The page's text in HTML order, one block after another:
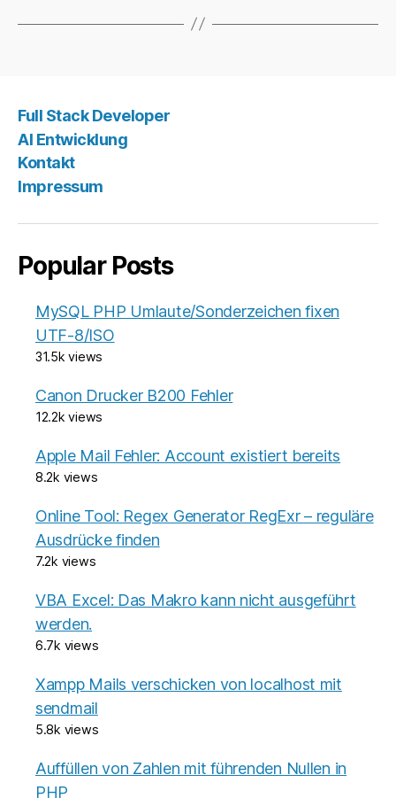
Full Stack Developer
AI Entwicklung
Kontakt
Impressum
Popular Posts
MySQL PHP Umlaute/Sonderzeichen fixen
UTF-8/ISO
31.5k views
Canon Drucker B200 Fehler
12.2k views
Apple Mail Fehler: Account existiert bereits
8.2k views
Online Tool: Regex Generator RegExr – reguläre
Ausdrücke finden
7.2k views
VBA Excel: Das Makro kann nicht ausgeführt
werden.
6.7k views
Xampp Mails verschicken von localhost mit
sendmail
5.8k views
Auffüllen von Zahlen mit führenden Nullen in
PHP